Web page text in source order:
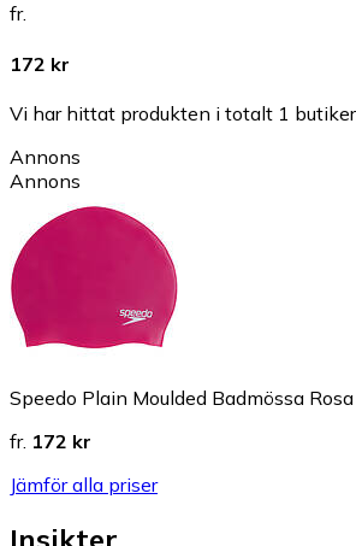
fr.
172 kr
Vi har hittat produkten i totalt 1
Annons
Annons
Speedo Plain Moulded Badmössa Rosa
fr. 172 kr
Jämför alla priser
Insikter